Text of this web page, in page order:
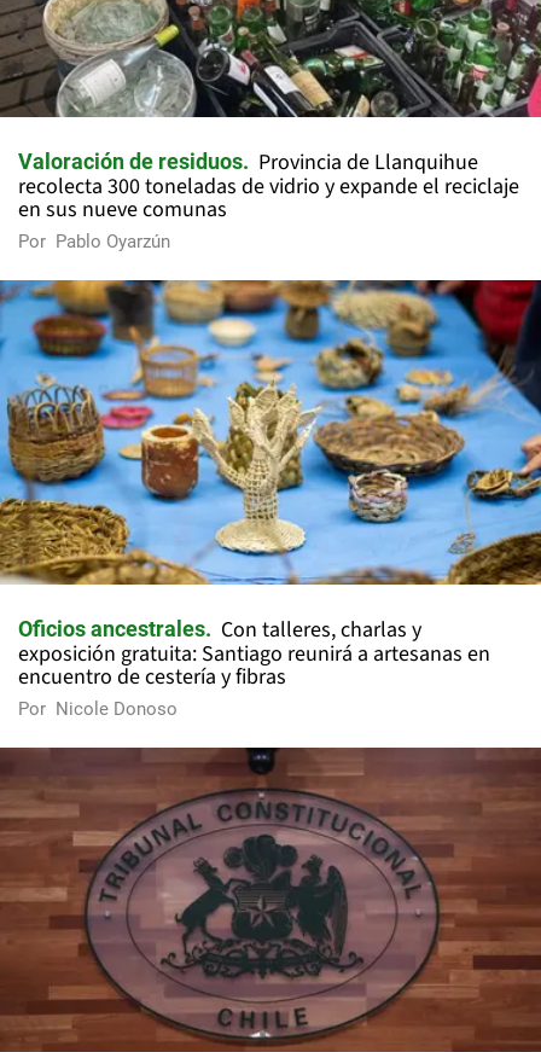
Valoración de residuos
Provincia de Llanquihue
recolecta 300 toneladas de vidrio y expande el reciclaje
en sus nueve comunas
Por Pablo Oyarzún
Oficios ancestrales
Con talleres, charlas y
exposición gratuita: Santiago reunirá a artesanas en
encuentro de cestería y fibras
Por Nicole Donoso